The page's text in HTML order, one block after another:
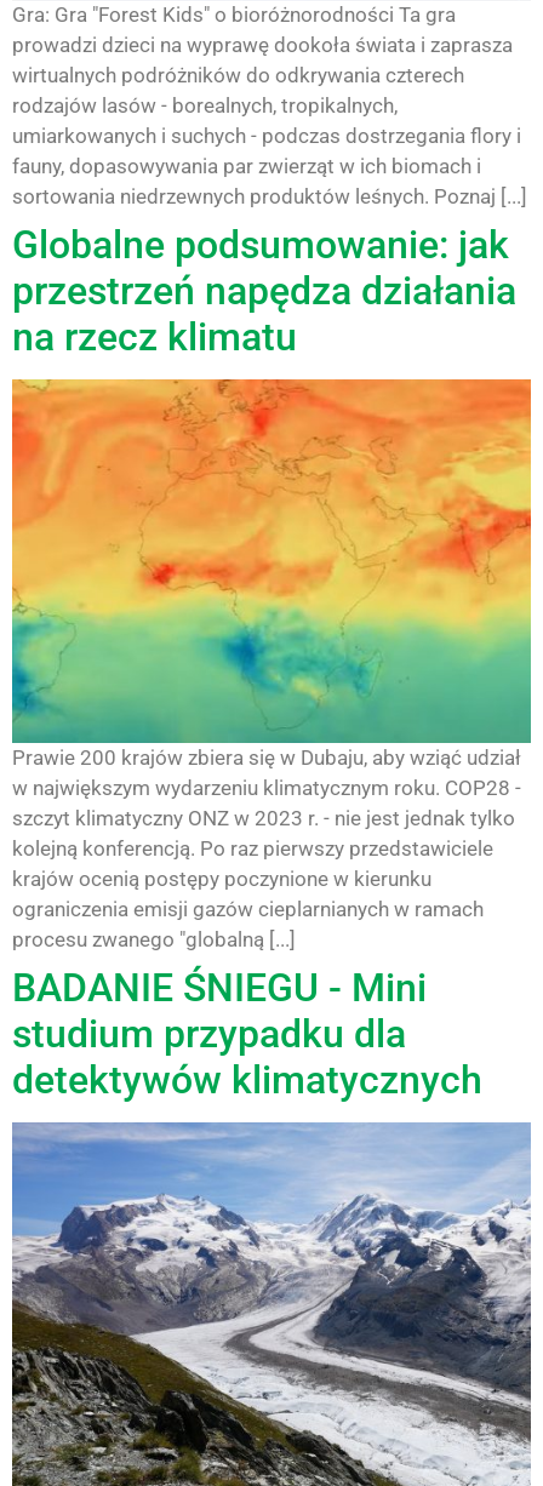
Gra: Gra "Forest Kids" o bioróżnorodności Ta gra
prowadzi dzieci na wyprawę dookoła świata i zaprasza
wirtualnych podróżników do odkrywania czterech
rodzajów lasów - borealnych, tropikalnych,
umiarkowanych i suchych - podczas dostrzegania flory i
fauny, dopasowywania par zwierząt w ich biomach i
sortowania niedrzewnych produktów leśnych. Poznaj [...]
Globalne podsumowanie: jak
przestrzeń napędza działania
na rzecz klimatu
Prawie 200 krajów zbiera się w Dubaju, aby wziąć udział
w największym wydarzeniu klimatycznym roku. COP28 -
szczyt klimatyczny ONZ w 2023 r. - nie jest jednak tylko
kolejną konferencją. Po raz pierwszy przedstawiciele
krajów ocenią postępy poczynione w kierunku
ograniczenia emisji gazów cieplarnianych w ramach
procesu zwanego "globalną [...]
BADANIE ŚNIEGU - Mini
studium przypadku dla
detektywów klimatycznych